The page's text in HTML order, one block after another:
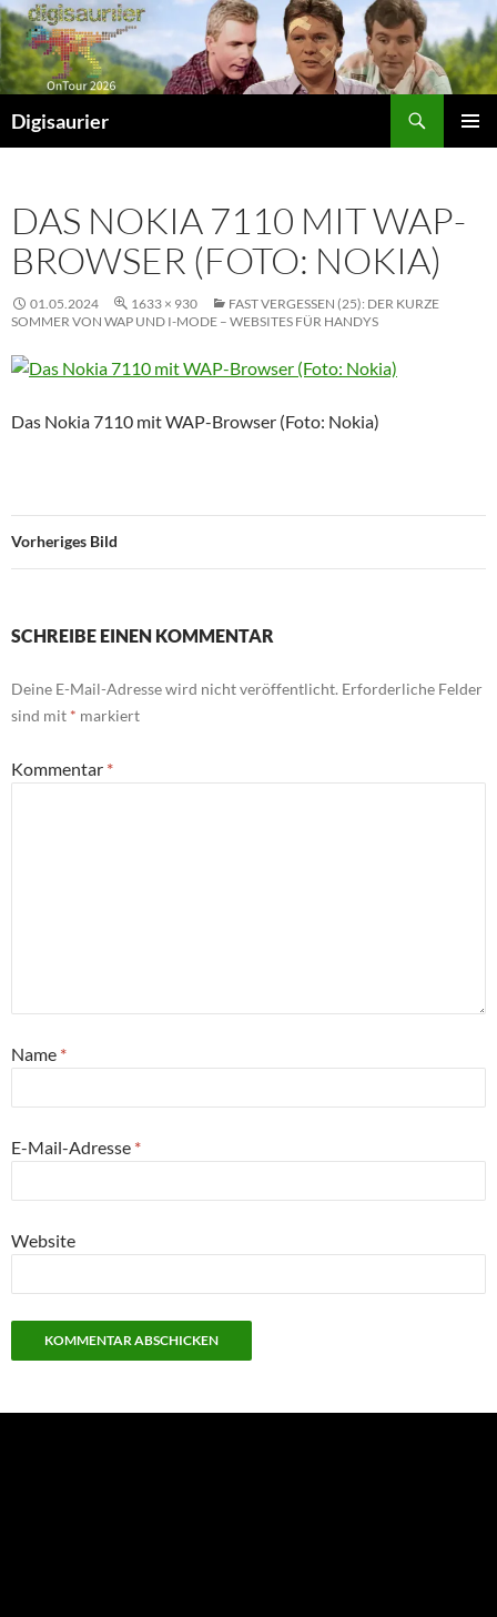
Zum
Inhalt
springen
Digisaurier
DAS NOKIA 7110 MIT WAP-
BROWSER (FOTO: NOKIA)
01.05.2024 1633 × 930
FAST VERGESSEN (25): DER KURZE
SOMMER VON WAP UND I-MODE – WEBSITES FÜR HANDYS
Das Nokia 7110 mit WAP-Browser (Foto: Nokia)
Vorheriges Bild
SCHREIBE EINEN KOMMENTAR
Deine E-Mail-Adresse wird nicht veröffentlicht. Erforderliche Felder
sind mit * markiert
Kommentar *
Name *
E-Mail-Adresse *
Website